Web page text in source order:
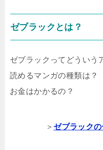
ゼブラックとは？
ゼブラックってどういう
読めるマンガの種類は？
お金はかかるの？
＞ゼブラック